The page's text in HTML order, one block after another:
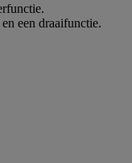
een draaifunctie.